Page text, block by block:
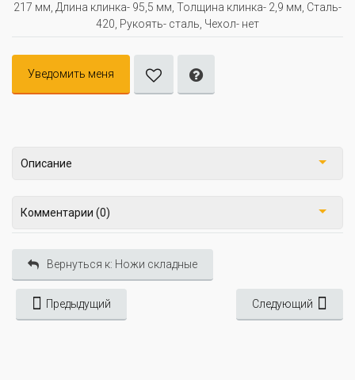
217 мм, Длина клинка- 95,5 мм, Толщина клинка- 2,9 мм, Сталь-
420, Рукоять- сталь, Чехол- нет
Уведомить меня
Описание
Комментарии (0)
Вернуться к: Ножи складные
Предыдущий Следующий